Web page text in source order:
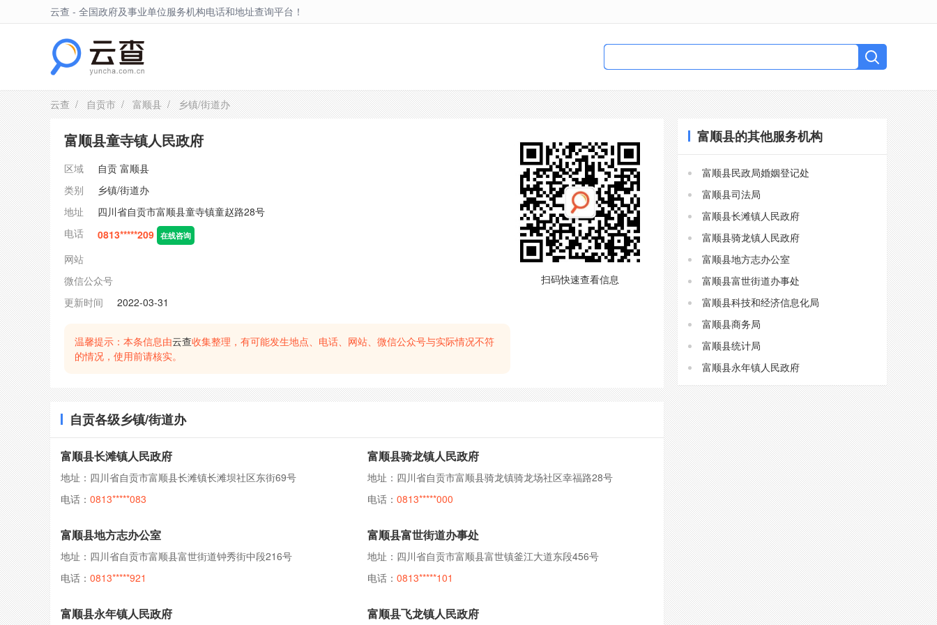
云查 - 全国政府及事业单位服务机构电话和地址查询平台！
云查/自贡市/富顺县/ 乡镇/街道办
富顺县童寺镇人民政府
区域 自贡 富顺县
类别
乡镇/街道办
地址
四川省自贡市富顺县童寺镇童赵路28号
电话
0813*****209 在线咨询
网站
微信公众号
更新时间
2022-03-31
温馨提示：本条信息由云查收集整理，有可能发生地点、电话、网站、微信公众号与实际情况不符
的情况，使用前请核实。
扫码快速查看信息
自贡各级乡镇/街道办
富顺县长滩镇人民政府
地址：四川省自贡市富顺县长滩镇长滩坝社区东街69号
电话： 0813*****083
富顺县骑龙镇人民政府
地址：四川省自贡市富顺县骑龙镇骑龙场社区幸福路28号
电话： 0813*****000
富顺县地方志办公室
地址：四川省自贡市富顺县富世街道钟秀街中段216号
电话： 0813*****921
富顺县富世街道办事处
地址：四川省自贡市富顺县富世镇釜江大道东段456号
电话： 0813*****101
富顺县永年镇人民政府 富顺县飞龙镇人民政府
富顺县的其他服务机构
富顺县民政局婚姻登记处
富顺县司法局
富顺县长滩镇人民政府
富顺县骑龙镇人民政府
富顺县地方志办公室
富顺县富世街道办事处
富顺县科技和经济信息化局
富顺县商务局
富顺县统计局
富顺县永年镇人民政府